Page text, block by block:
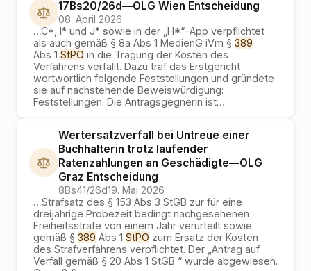
17Bs20/26d—OLG Wien Entscheidung
08. April 2026
…C*, I* und J* sowie in der „H*“-App verpflichtet
als auch gemäß § 8a Abs 1 MedienG iVm § 389
Abs 1 StPO in die Tragung der Kosten des
Verfahrens verfällt. Dazu traf das Erstgericht
wortwörtlich folgende Feststellungen und gründete
sie auf nachstehende Beweiswürdigung:
Feststellungen: Die Antragsgegnerin ist…
Wertersatzverfall bei Untreue einer
Buchhalterin trotz laufender
Ratenzahlungen an Geschädigte—OLG
Graz Entscheidung
8Bs41/26d19. Mai 2026
…Strafsatz des § 153 Abs 3 StGB zur für eine
dreijährige Probezeit bedingt nachgesehenen
Freiheitsstrafe von einem Jahr verurteilt sowie
gemäß § 389 Abs 1 StPO zum Ersatz der Kosten
des Strafverfahrens verpflichtet. Der „Antrag auf
Verfall gemäß § 20 Abs 1 StGB “ wurde abgewiesen.